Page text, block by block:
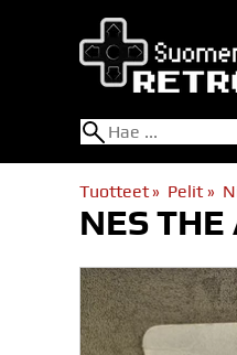
Tuotteet‪» Pelit ‪»
NES THE